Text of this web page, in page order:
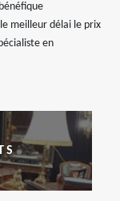
meilleur délai le prix
en